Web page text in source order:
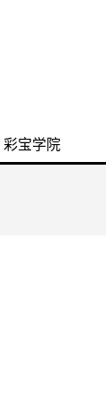
彩宝学院